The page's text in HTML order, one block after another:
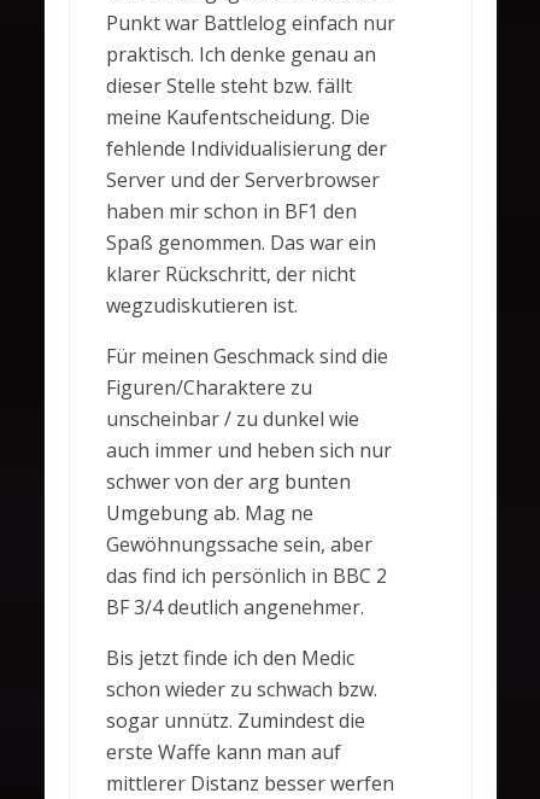
Punkt war Battlelog einfach nur
praktisch. Ich denke genau an
dieser Stelle steht bzw. fällt
meine Kaufentscheidung. Die
fehlende Individualisierung der
Server und der Serverbrowser
haben mir schon in BF1 den
Spaß genommen. Das war ein
klarer Rückschritt, der nicht
wegzudiskutieren ist.
Für meinen Geschmack sind die
Figuren/Charaktere zu
unscheinbar / zu dunkel wie
auch immer und heben sich nur
schwer von der arg bunten
Umgebung ab. Mag ne
Gewöhnungssache sein, aber
das find ich persönlich in BBC 2
BF 3/4 deutlich angenehmer.
Bis jetzt finde ich den Medic
schon wieder zu schwach bzw.
sogar unnütz. Zumindest die
erste Waffe kann man auf
mittlerer Distanz besser werfen